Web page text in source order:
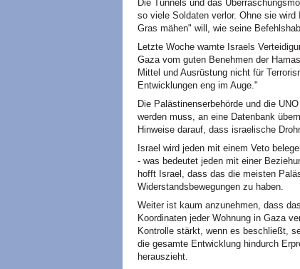
Die Tunnels und das
so viele Soldaten verlor. Ohne sie
Gras mähen" will, wie seine
Letzte Woche warnte Israels
Gaza vom guten Benehmen der
Mittel und Ausrüstung nicht für
Entwicklungen eng im Auge."
Die Palästinenserbehörde und die
werden muss, an eine Datenbank
Hinweise darauf, dass israelische
Israel wird jeden mit einem Veto
- was bedeutet jeden mit einer
hofft Israel, dass das die meisten
Widerstandsbewegungen zu haben.
Weiter ist kaum anzunehmen, dass
Koordinaten jeder Wohnung in Gaza
Kontrolle stärkt, wenn es beschließt,
die gesamte Entwicklung hindurch
herauszieht.